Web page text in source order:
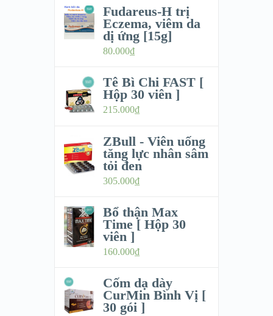
Fudareus-H trị
Eczema, viêm da
dị ứng [15g]
80.000₫
Tê Bì Chi FAST [
Hộp 30 viên ]
215.000₫
ZBull - Viên uống
tăng lực nhân sâm
tỏi đen
305.000₫
Bổ thận Max
Time [ Hộp 30
viên ]
160.000₫
Cốm dạ dày
CurMin Bình Vị [
30 gói ]